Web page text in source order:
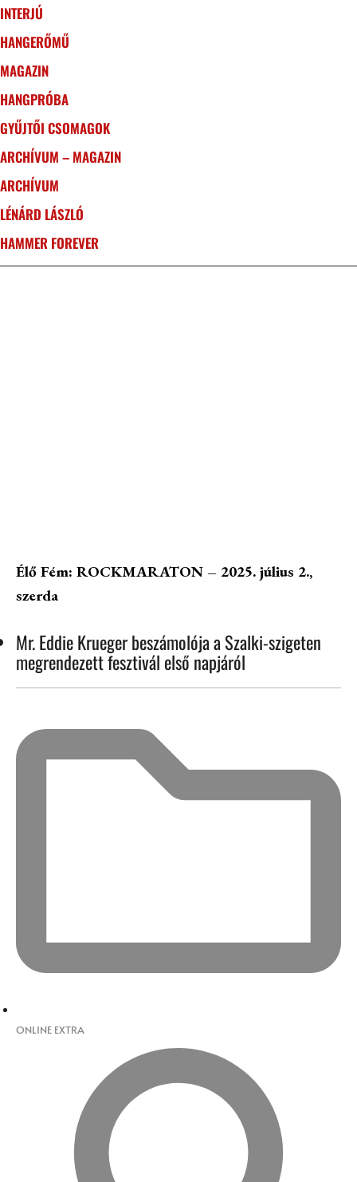
INTERJÚ
HANGERŐMŰ
MAGAZIN
HANGPRÓBA
GYŰJTŐI CSOMAGOK
ARCHÍVUM – MAGAZIN
ARCHÍVUM
LÉNÁRD LÁSZLÓ
HAMMER FOREVER
Élő Fém: ROCKMARATON – 2025. július 2.,
szerda
Mr. Eddie Krueger beszámolója a Szalki-szigeten
megrendezett fesztivál első napjáról
ONLINE EXTRA